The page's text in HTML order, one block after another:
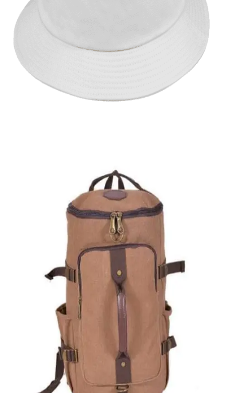
Μονόχρωμο καπέλο κώνος
Quick View
ΑΝΔΡΙΚΟΙ ΣΑΚΟΙ ΤΑΞΙΔΙΟΥ